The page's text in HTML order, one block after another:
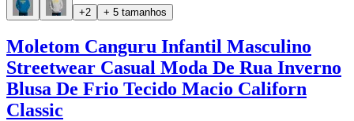
+2 + 5 tamanhos
Moletom Canguru Infantil Masculino
Streetwear Casual Moda De Rua Inverno
Blusa De Frio Tecido Macio Californ
Classic